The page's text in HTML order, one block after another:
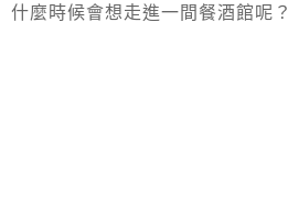
什麼時候會想走進一間餐酒館呢？